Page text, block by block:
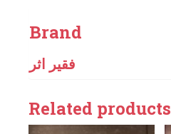
Brand
فقیر اثر
Related products